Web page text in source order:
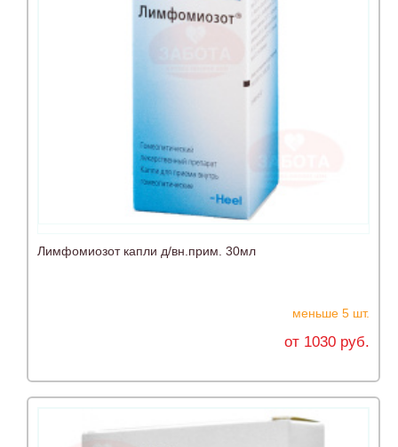
Лимфомиозот капли д/вн.прим. 30мл
меньше 5 шт.
от 1030 руб.